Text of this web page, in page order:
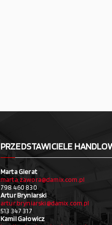
PRZEDSTAWICIELE
Marta Gierat
marta.zawora@damix.com.pl
798 460 830
Artur Bryniarski
artur.bryniarski@damix.com.pl
513 347 317
Kamil Gałowicz